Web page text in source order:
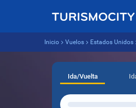
Inicio Vuelos Estados Unidos
Ida/Vuelta